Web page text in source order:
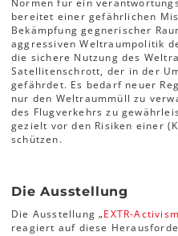
Normen für ein
bereitet einer gefährlichen
Bekämpfung gegne­rischer
aggres­siven Weltraumpolitik
die sichere Nutzung des
Satellitenschrott, der in der
gefährdet. Es bedarf neuer
nur den Weltraummüll zu
des Flugverkehrs zu
gezielt vor den Risiken einer
schützen.
Die Ausstellung
Die Ausstellung „EXTR­-
reagiert auf diese